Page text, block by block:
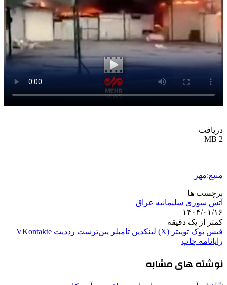
دریافت
2 MB
منبع:مهر
برچسب ها
آتش‌ سوزی سلیمانیه عراق
۱۴۰۴/۰۱/۱۶
کمتر از یک دقیقه
فیس بوک توییتر (X) لینکدین ‫تامبلر ‫پین‌ترست ‫رددیت ‫VKontakte
رایانامه چاپ
نوشته های مشابه